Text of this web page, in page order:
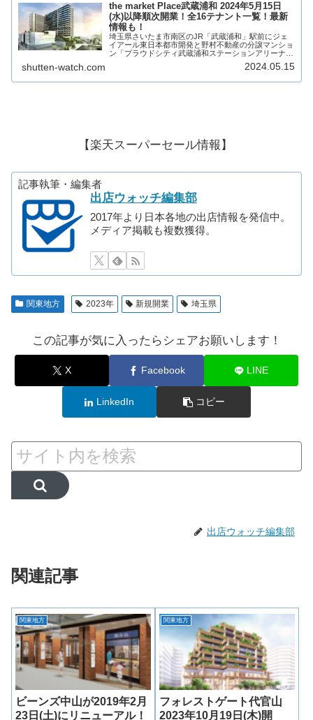
the market Place武蔵浦和 2024年5月15日
(水)以降順次開業！全16テナント一覧！最新
情報も！
埼玉県さいたま市南区のJR「武蔵浦和」駅前にジェ
イアール東日本都市開発と野村不動産の分譲マンショ
ン「プラウドシティ武蔵浦和ステーションアリーナ」
にヤオコーの商業施設「the market Place武蔵浦和」
shutten-watch.com 2024.05.15
【楽天スーパーセール情報】
記事執筆・編集者
出店ウォッチ編集部
2017年より日本各地の出店情報を発信中。
メディア掲載も複数獲得。
関東地方 2023年 新規開業 埼玉県
この記事が気に入ったらシェアお願いします！
X Facebook LINE
LinkedIn コピー
出店ウォッチ編集部
関連記事
関東地方
ビーンズ中山が2019年2月
23日(土)にリニューアル！
関東地方
フォレストゲート代官山
2023年10月19日(木)開